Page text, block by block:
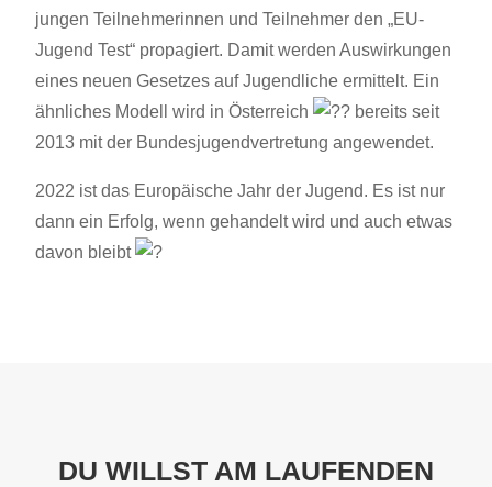
jungen Teilnehmerinnen und Teilnehmer den „EU-
Jugend Test“ propagiert. Damit werden Auswirkungen
eines neuen Gesetzes auf Jugendliche ermittelt. Ein
ähnliches Modell wird in Österreich
bereits seit
2013 mit der Bundesjugendvertretung angewendet.
2022 ist das Europäische Jahr der Jugend. Es ist nur
dann ein Erfolg, wenn gehandelt wird und auch etwas
davon bleibt
DU WILLST AM LAUFENDEN